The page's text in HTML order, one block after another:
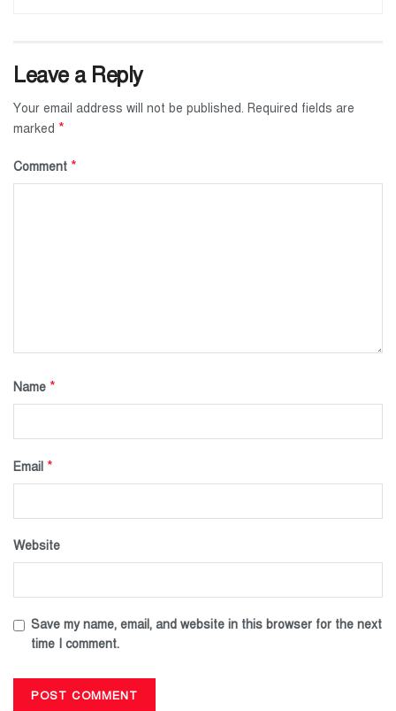
Leave a Reply
Your email address will not be published. Required fields are
marked *
Comment *
Name *
Email *
Website
Save my name, email, and website in this browser for the next
time I comment.